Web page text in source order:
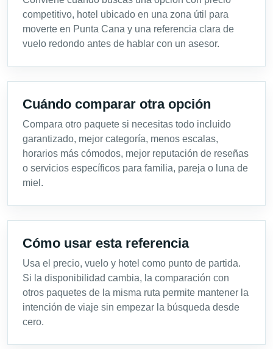
competitivo, hotel ubicado en una zona útil para
moverte en Punta Cana y una referencia clara de
vuelo redondo antes de hablar con un asesor.
Cuándo comparar otra opción
Compara otro paquete si necesitas todo incluido
garantizado, mejor categoría, menos escalas,
horarios más cómodos, mejor reputación de reseñas
o servicios específicos para familia, pareja o luna de
miel.
Cómo usar esta referencia
Usa el precio, vuelo y hotel como punto de partida.
Si la disponibilidad cambia, la comparación con
otros paquetes de la misma ruta permite mantener la
intención de viaje sin empezar la búsqueda desde
cero.